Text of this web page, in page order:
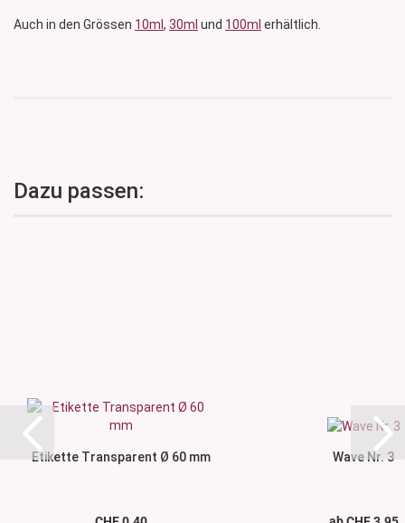
Auch in den Grössen 10ml , 30ml und 100ml erhältlich.
Dazu passen:
Etikette Transparent Ø 60 mm Wave Nr. 3